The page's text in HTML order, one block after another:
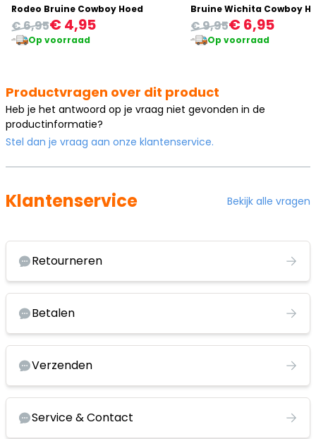
Rodeo Bruine Cowboy Hoed
€ 4,95
€ 6,95
Op voorraad
Bruine Wichita Cowboy
€ 6,95
€ 9,95
Op voorraad
Productvragen over dit product
Heb je het antwoord op je vraag niet gevonden in de
productinformatie?
Stel dan je vraag aan onze klantenservice.
Klantenservice Bekijk alle vragen
Retourneren
Betalen
Verzenden
Service & Contact